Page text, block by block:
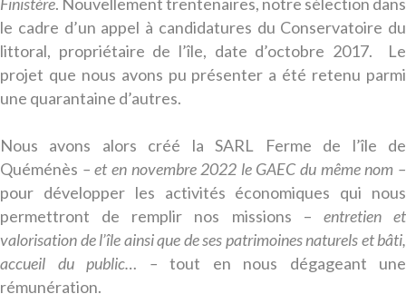
le cadre d’un appel à candidatures du Conservatoire du
littoral, propriétaire de l’île, date d’octobre 2017. Le
projet que nous avons pu présenter a été retenu parmi
une quarantaine d’autres.
Nous avons alors créé la SARL Ferme de l’île de
Quéménès – et en novembre 2022 le GAEC du même nom –
pour développer les activités économiques qui nous
permettront de remplir nos missions – entretien et
valorisation de l’île ainsi que de ses patrimoines naturels et bâti,
accueil du public… – tout en nous dégageant une
rémunération.